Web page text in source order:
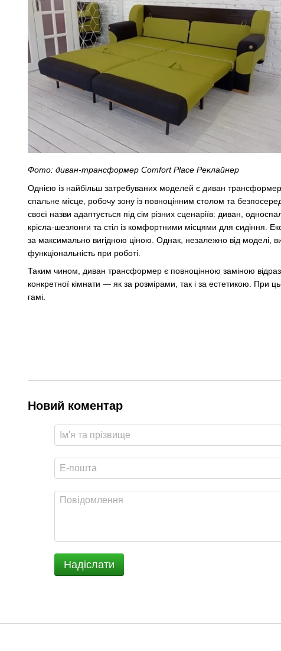
Фото: диван-трансформер Comfort Place Реклайнер
Однією із найбільш затребуваних моделей є диван
спальне місце, робочу зону із повноцінним столом та
своєї назви адаптується під сім різних сценаріїв: диван,
крісла-шезлонги та стіл із комфортними місцями для сидіння.
за максимально вигідною ціною. Однак, незалежно від моделі,
функціональність при роботі.
Таким чином, диван трансформер є повноцінною заміною
конкретної кімнати — як за розмірами, так і за естетикою. При
гамі.
Новий коментар
Надіслати